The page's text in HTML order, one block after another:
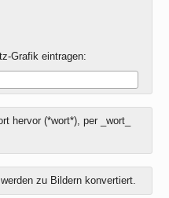
Grafik eintragen:
hervor (*wort*), per _wort_
zu Bildern konvertiert.